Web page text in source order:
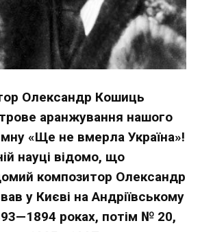
Олександр Кошиць
аранжування нашого
«Ще не вмерла Україна»!
науці відомо, що
композитор Олександр
у Києві на Андріївському
роках, потім № 20,